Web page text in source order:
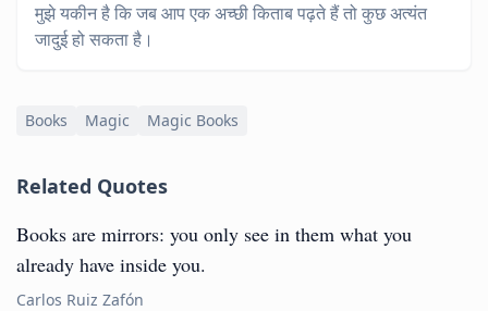
मुझे यकीन है कि जब आप एक अच्छी किताब पढ़ते हैं तो कुछ अत्यंत
जादुई हो सकता है।
Books Magic Magic Books
Related Quotes
Books are mirrors: you only see in them what you
already have inside you.
Carlos Ruiz Zafón